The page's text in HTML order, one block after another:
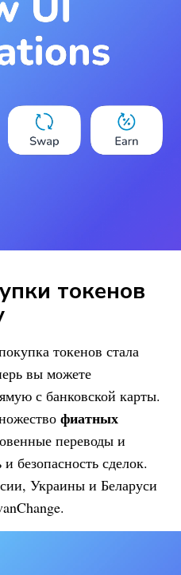
токенов
токенов стала
вы можете
с банковской карты.
фиатных
переводы и
безопасность сделок.
Украины и Беларуси